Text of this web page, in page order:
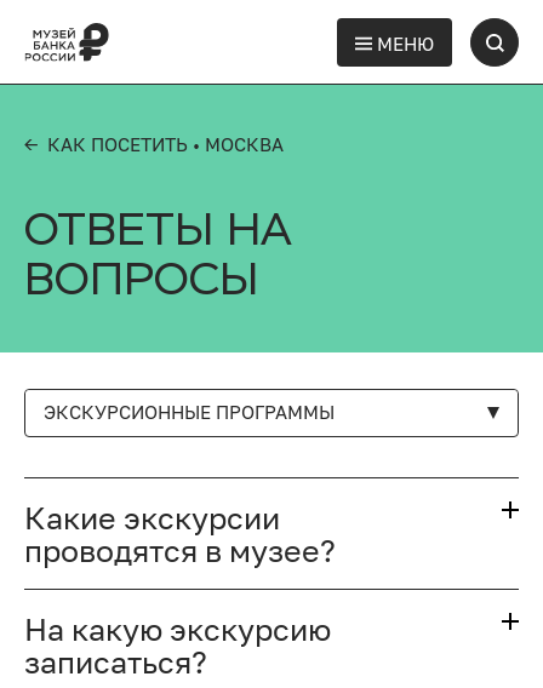
МЕНЮ
← КАК ПОСЕТИТЬ • МОСКВА
ОТВЕТЫ НА
ВОПРОСЫ
ЭКСКУРСИОННЫЕ ПРОГРАММЫ
Какие экскурсии
проводятся в музее?
На какую экскурсию
записаться?